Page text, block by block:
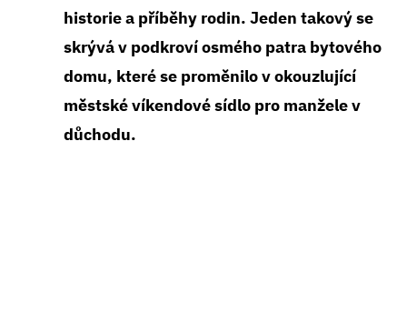
historie a příběhy rodin. Jeden takový se
skrývá v podkroví osmého patra bytového
domu, které se proměnilo v okouzlující
městské víkendové sídlo pro manžele v
důchodu.